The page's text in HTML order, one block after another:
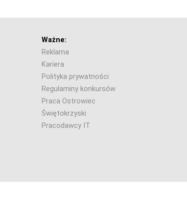
Ważne:
Reklama
Kariera
Polityka prywatności
Regulaminy konkursów
Praca Ostrowiec
Świętokrzyski
Pracodawcy IT